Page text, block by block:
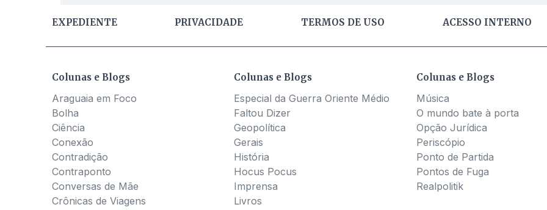
EXPEDIENTE PRIVACIDADE TERMOS DE USO ACESSO INTERNO
Colunas e Blogs
Araguaia em Foco
Bolha
Ciência
Conexão
Contradição
Contraponto
Conversas de Mãe
Crônicas de Viagens
Colunas e Blogs
Especial da Guerra Oriente Médio
Faltou Dizer
Geopolítica
Gerais
História
Hocus Pocus
Imprensa
Livros
Colunas e Blogs
Música
O mundo bate à porta
Opção Jurídica
Periscópio
Ponto de Partida
Pontos de Fuga
Realpolitik